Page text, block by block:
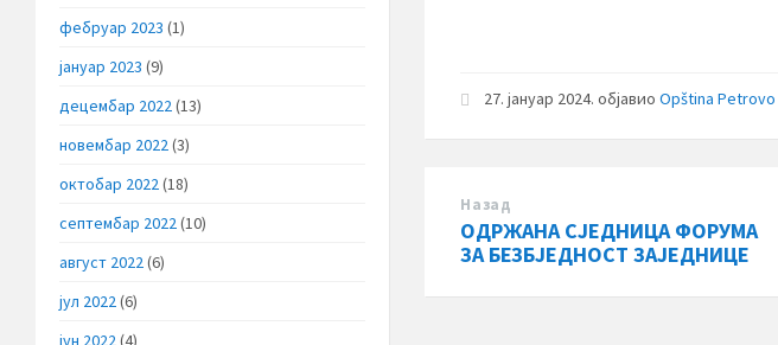
27. јануар 2024.објавиоOpština Petrovo
Назад
ОДРЖАНА СЈЕДНИЦА ФОРУМА
ЗА БЕЗБЈЕДНОСТ ЗАЈЕДНИЦЕ
фебруар 2023 (1)
јануар 2023 (9)
децембар 2022(13)
новембар 2022(3)
октобар 2022(18)
септембар 2022(10)
август 2022(6)
јул 2022(6)
јун 2022(4)